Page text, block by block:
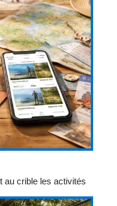
au crible les activités